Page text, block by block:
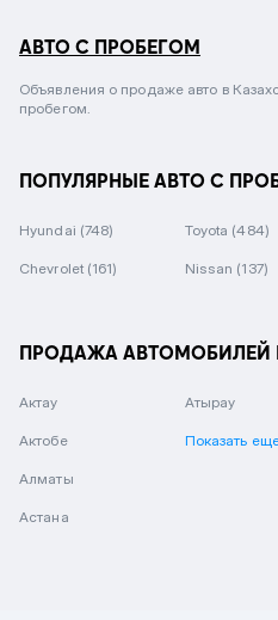
АВТО С ПРОБЕГОМ
Объявления о продаже авто в
пробегом.
ПОПУЛЯРНЫЕ АВТО С
Hyundai (748) Toyota (484)
Chevrolet (161) Nissan (137)
ПРОДАЖА АВТОМОБИЛЕЙ
Актау
Актобе
Алматы
Астана
Атырау
Показать